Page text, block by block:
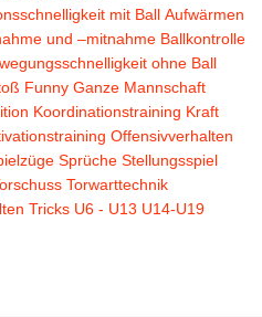
mit Ball Aufwärmen
und –mitnahme Ballkontrolle
ohne Ball
Funny Ganze Mannschaft
Koordinationstraining Kraft
Offensivverhalten
Sprüche Stellungsspiel
Torwarttechnik
Tricks U6 - U13 U14-U19